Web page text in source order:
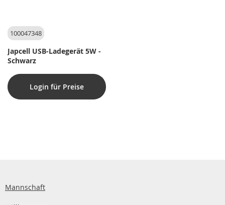
100047348
Japcell USB-Ladegerät 5W -
Schwarz
Login für Preise
Mannschaft